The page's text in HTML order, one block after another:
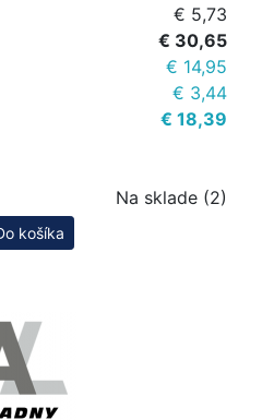
€ 5,73
€ 30,65
€ 14,95
€ 3,44
€ 18,39
Na sklade (2)
košíka